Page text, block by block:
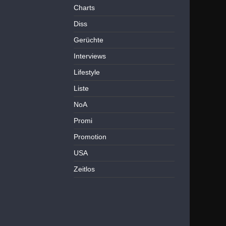
Charts
Diss
Gerüchte
Interviews
Lifestyle
Liste
NoA
Promi
Promotion
USA
Zeitlos